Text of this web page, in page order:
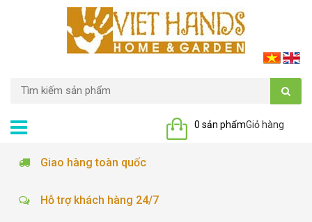
Giỏ hàng
0 sản phẩm
Giao hàng toàn quốc
Hỗ trợ khách hàng 24/7